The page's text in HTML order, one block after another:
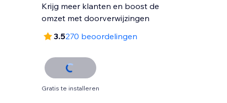
Krijg meer klanten en boost de
omzet met doorverwijzingen
3.5270 beoordelingen
Gratis te installeren